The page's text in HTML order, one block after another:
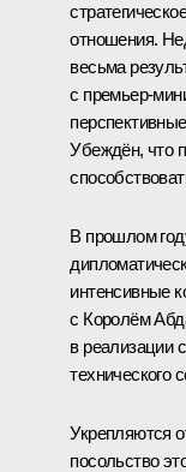
отношения.
весьма
с премьер-
Убеждён, что
В прошлом
интенсивные
с Королём
в реализации
технического
Укрепляются
посольство